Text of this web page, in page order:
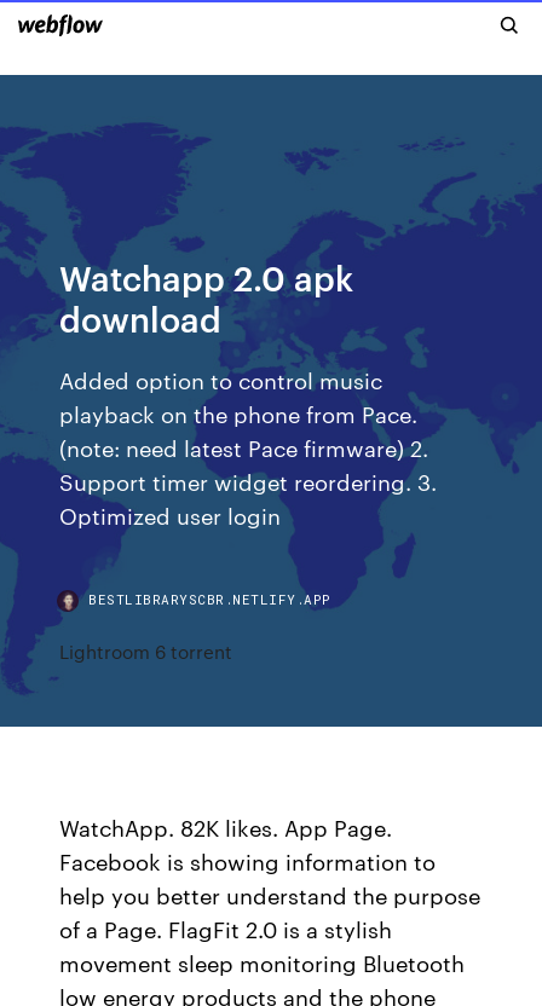
Watchapp 2.0 apk
download
Added option to control music
playback on the phone from Pace.
(note: need latest Pace firmware) 2.
Support timer widget reordering. 3.
Optimized user login
BESTLIBRARYSCBR.NETLIFY.APP
Lightroom 6 torrent
WatchApp. 82K likes. App Page.
Facebook is showing information to
help you better understand the purpose
of a Page. FlagFit 2.0 is a stylish
movement sleep monitoring Bluetooth
low energy products and the phone